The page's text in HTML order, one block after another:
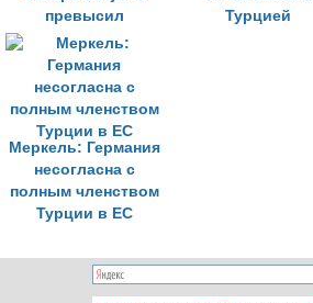
превысил
рекордные
показатели
Турцией
Меркель: Германия
несогласна с
полным членством
Турции в ЕС